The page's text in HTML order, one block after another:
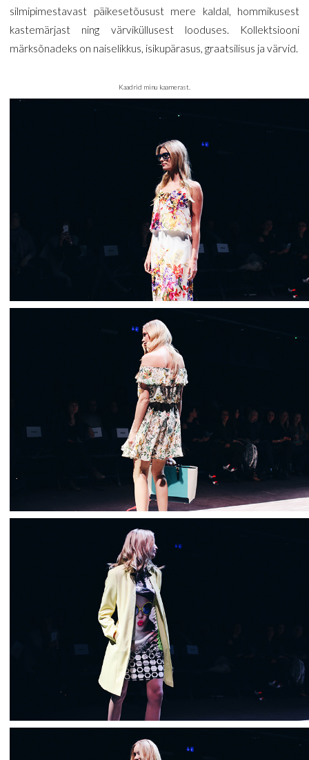
silmipimestavast päikesetõusust mere kaldal, hommikusest
kastemärjast ning värviküllusest looduses. Kollektsiooni
märksõnadeks on naiselikkus, isikupärasus, graatsilisus ja värvid.
Kaadrid minu kaamerast.